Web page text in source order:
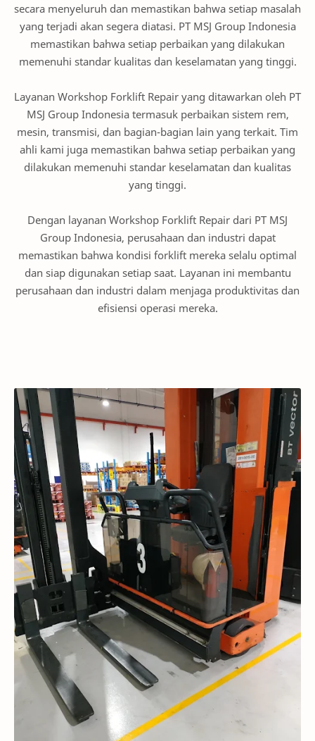
secara menyeluruh dan memastikan bahwa setiap masalah
yang terjadi akan segera diatasi. PT MSJ Group Indonesia
memastikan bahwa setiap perbaikan yang dilakukan
memenuhi standar kualitas dan keselamatan yang tinggi.
Layanan Workshop Forklift Repair yang ditawarkan oleh PT
MSJ Group Indonesia termasuk perbaikan sistem rem,
mesin, transmisi, dan bagian-bagian lain yang terkait. Tim
ahli kami juga memastikan bahwa setiap perbaikan yang
dilakukan memenuhi standar keselamatan dan kualitas
yang tinggi.
Dengan layanan Workshop Forklift Repair dari PT MSJ
Group Indonesia, perusahaan dan industri dapat
memastikan bahwa kondisi forklift mereka selalu optimal
dan siap digunakan setiap saat. Layanan ini membantu
perusahaan dan industri dalam menjaga produktivitas dan
efisiensi operasi mereka.